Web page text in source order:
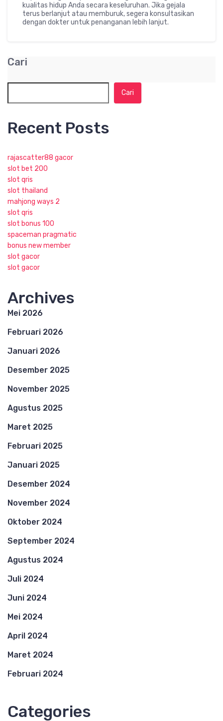
kualitas hidup Anda secara keseluruhan. Jika gejala
terus berlanjut atau memburuk, segera konsultasikan
dengan dokter untuk penanganan lebih lanjut.
Cari
Cari
Recent Posts
rajascatter88 gacor
slot bet 200
slot qris
slot thailand
mahjong ways 2
slot qris
slot bonus 100
spaceman pragmatic
bonus new member
slot gacor
slot gacor
Archives
Mei 2026
Februari 2026
Januari 2026
Desember 2025
November 2025
Agustus 2025
Maret 2025
Februari 2025
Januari 2025
Desember 2024
November 2024
Oktober 2024
September 2024
Agustus 2024
Juli 2024
Juni 2024
Mei 2024
April 2024
Maret 2024
Februari 2024
Categories